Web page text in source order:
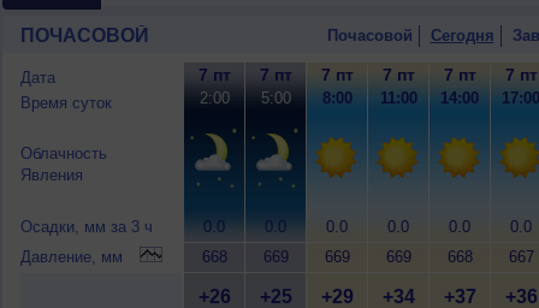
ПОЧАСОВОЙ Почасовой Сегодня
Дата
Время суток
Облачность
Явления
Осадки, мм за 3 ч
Давление, мм
7 пт
2:00
0.0
668
+26
7 пт
5:00
0.0
669
+25
7 пт
8:00
0.0
669
+29
7 пт
11:00
0.0
669
+34
7 пт
14:00
0.0
668
+37
7 пт
17:00
0.0
667
+36